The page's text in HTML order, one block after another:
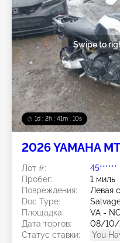
1d : 2h : 41m : 08s
Swipe to
2026 YAMAHA
Лот #:
45******
Пробег:
1 миль
Повреждения:
Левая
Doc Type:
Площадка:
VA -
Дата торгов:
08/10/
Статус ставки:
You